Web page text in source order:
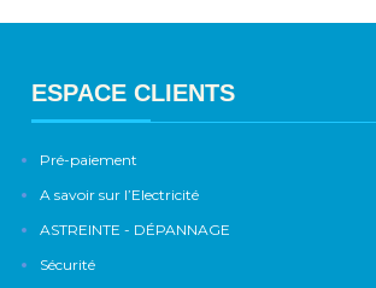
ESPACE CLIENTS
Pré-paiement
A savoir sur l’Electricité
ASTREINTE - DÉPANNAGE
Sécurité